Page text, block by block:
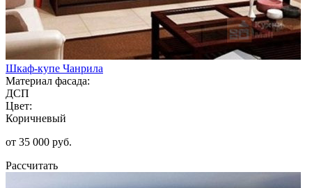
Шкаф-купе Чанрила
Материал фасада:
ДСП
Цвет:
Коричневый
от 35 000 руб.
Рассчитать